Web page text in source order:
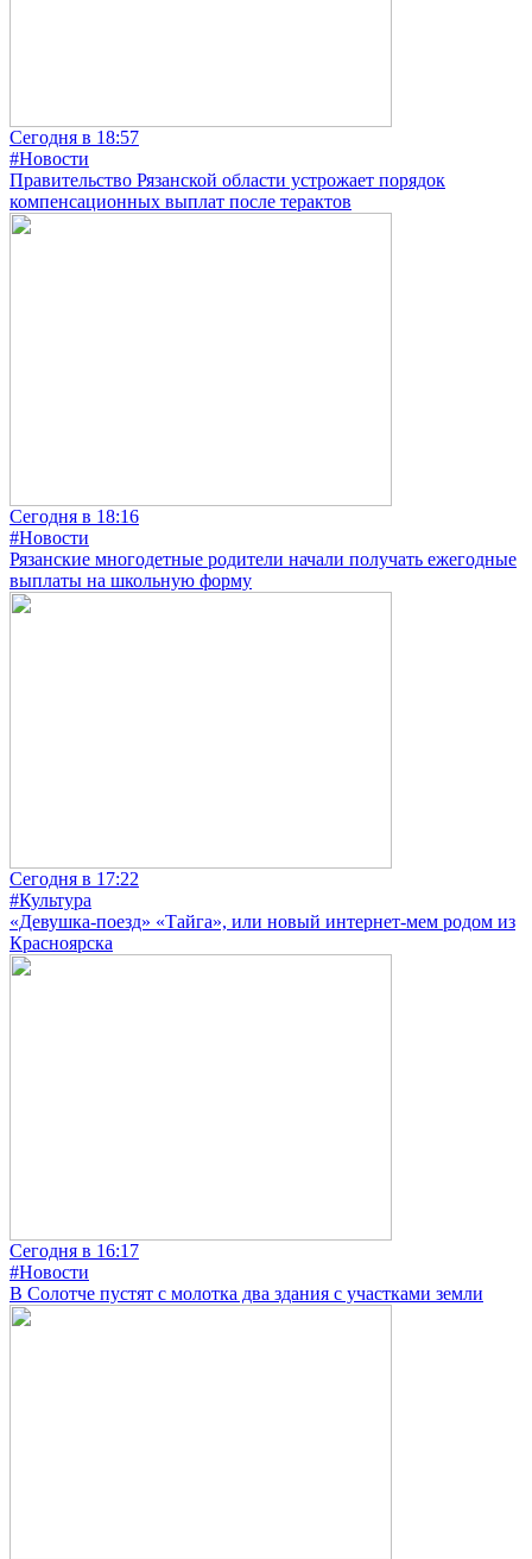
Сегодня в 18:57
#Новости
Правительство Рязанской области устрожает порядок
компенсационных выплат после терактов
Сегодня в 18:16
#Новости
Рязанские многодетные родители начали получать ежегодные
выплаты на школьную форму
Сегодня в 17:22
#Культура
«Девушка-поезд» «Тайга», или новый интернет-мем родом из
Красноярска
Сегодня в 16:17
#Новости
В Солотче пустят с молотка два здания с участками земли